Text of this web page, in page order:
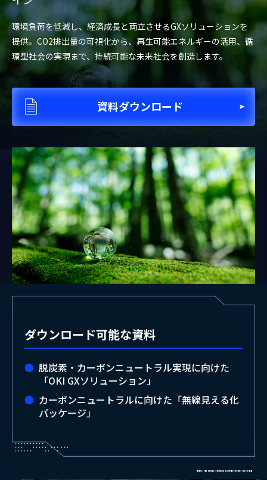
環境負荷を低減し、経済成長と両立させるGXソリューションを
提供。CO2排出量の可視化から、再生可能エネルギーの活用、循
環型社会の実現まで、持続可能な未来社会を創造します。
資料ダウンロード
ダウンロード可能な資料
脱炭素・カーボンニュートラル実現に向けた
「OKI GXソリューション」
カーボンニュートラルに向けた「無線見える化
パッケージ」